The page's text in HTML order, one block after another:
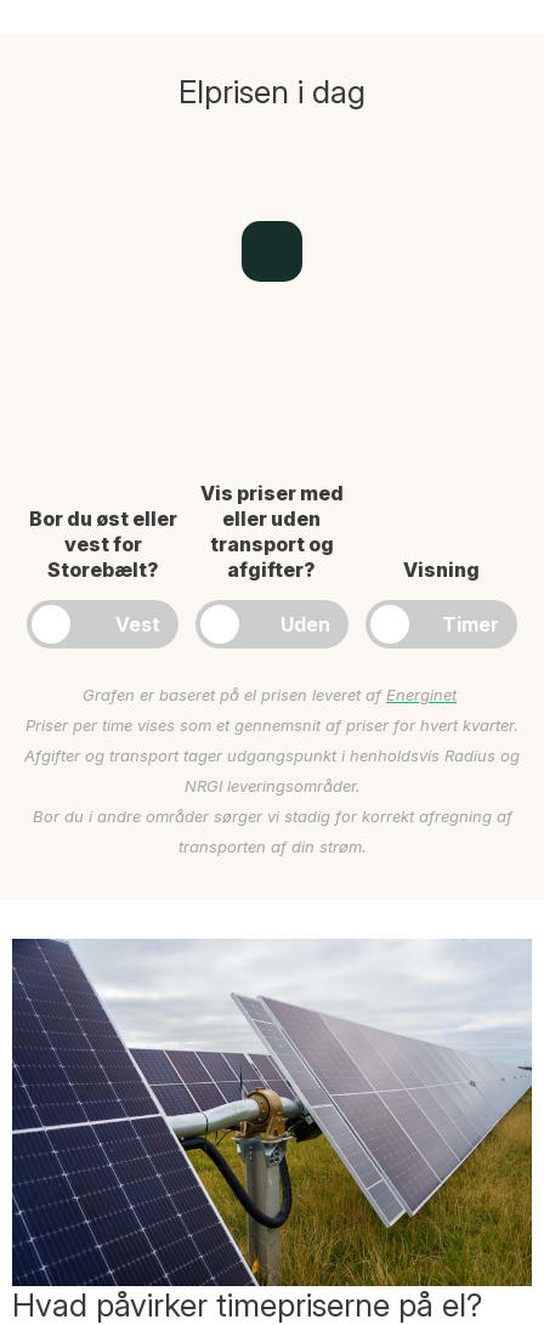
Elprisen i dag
Bor du øst eller
vest for
Storebælt?
Vis priser med
eller uden
transport og
afgifter?
Visning
Grafen er baseret på el prisen leveret afEnerginet
Priser per time vises som et gennemsnit af priser for hvert kvarter.
Afgifter og transport tager udgangspunkt i henholdsvis Radius og
NRGI leveringsområder.
Bor du i andre områder sørger vi stadig for korrekt afregning af
transporten af din strøm.
Hvad påvirker timepriserne på el?